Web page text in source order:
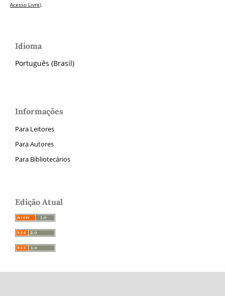
Acesso Livre).
Idioma
Português (Brasil)
Informações
Para Leitores
Para Autores
Para Bibliotecários
Edição Atual